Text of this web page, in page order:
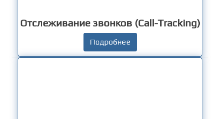
Отслеживание звонков (Call-Tracking)
Подробнее